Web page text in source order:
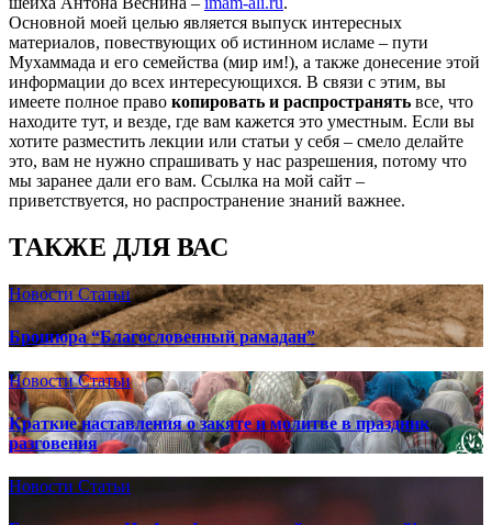
Основной моей целью является выпуск интересных
материалов, повествующих об истинном исламе – пути
Мухаммада и его семейства (мир им!), а также донесение этой
информации до всех интересующихся. В связи с этим, вы
имеете полное право копировать и распространять все, что
находите тут, и везде, где вам кажется это уместным. Если вы
хотите разместить лекции или статьи у себя – смело делайте
это, вам не нужно спрашивать у нас разрешения, потому что
мы заранее дали его вам. Ссылка на мой сайт –
приветствуется, но распространение знаний важнее.
ТАКЖЕ ДЛЯ ВАС
НовостиСтатьи
Брошюра “Благословенный рамадан”
НовостиСтатьи
Краткие наставления о закяте и молитве в праздник
разговения
Новости Статьи